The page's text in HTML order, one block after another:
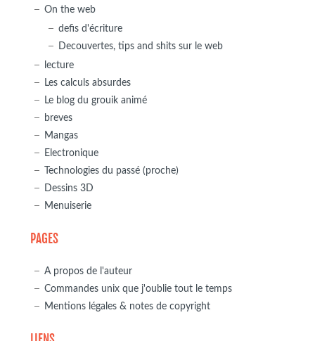
On the web
defis d'écriture
Decouvertes, tips and shits sur le web
lecture
Les calculs absurdes
Le blog du grouik animé
breves
Mangas
Electronique
Technologies du passé (proche)
Dessins 3D
Menuiserie
PAGES
A propos de l'auteur
Commandes unix que j'oublie tout le temps
Mentions légales & notes de copyright